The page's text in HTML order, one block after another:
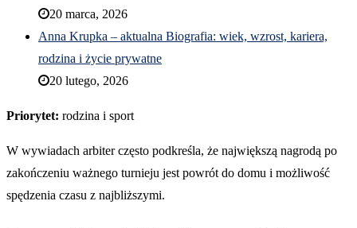
20 marca, 2026
Anna Krupka – aktualna Biografia: wiek, wzrost, kariera,
rodzina i życie prywatne
20 lutego, 2026
Priorytet: rodzina i sport
W wywiadach arbiter często podkreśla, że największą nagrodą po
zakończeniu ważnego turnieju jest powrót do domu i możliwość
spędzenia czasu z najbliższymi.